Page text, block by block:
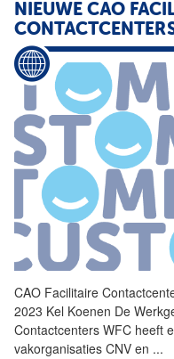
NIEUWE CAO
CAO Facilitaire
2023 Kel Koenen De
Contactcenters WFC heeft
vakorganisaties CNV en ...